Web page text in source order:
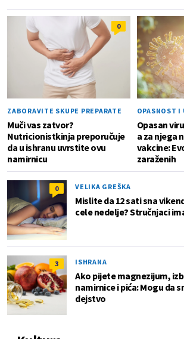
0
ZABORAVITE SKUPE PREPARATE
Muči vas zatvor?
Nutricionistkinja preporučuje
da u ishranu uvrstite ovu
namirnicu
OPASNOST I
Opasan
a za njega
vakcine:
zaraženih
0 VELIKA GREŠKA
Mislite da 12 sati sna
cele nedelje? Stručnjaci
3 ISHRANA
Ako pijete magnezijum,
namirnice i pića: Mogu da
dejstvo